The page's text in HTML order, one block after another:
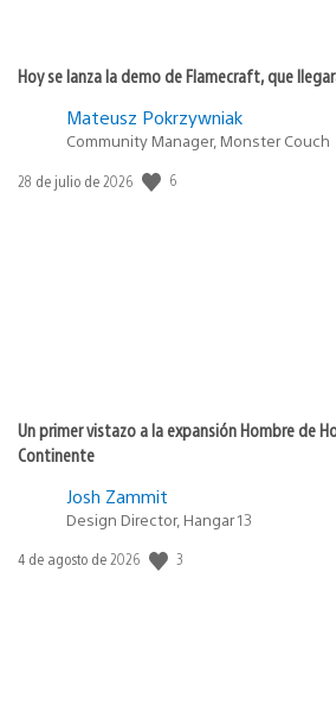
Hoy se lanza la demo de Flamecraft, que
Mateusz Pokrzywniak
Community Manager, Monster Couch
Fecha
28 de julio de 2026 6
Un primer vistazo a la expansión Hombre de
Continente
Josh Zammit
Design Director, Hangar 13
Fecha
4 de agosto de 2026 3